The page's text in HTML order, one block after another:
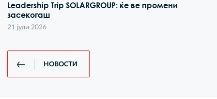
Leadership Trip SOLARGROUP: ќе ве промени
засекогаш
21 јули 2026
НОВОСТИ